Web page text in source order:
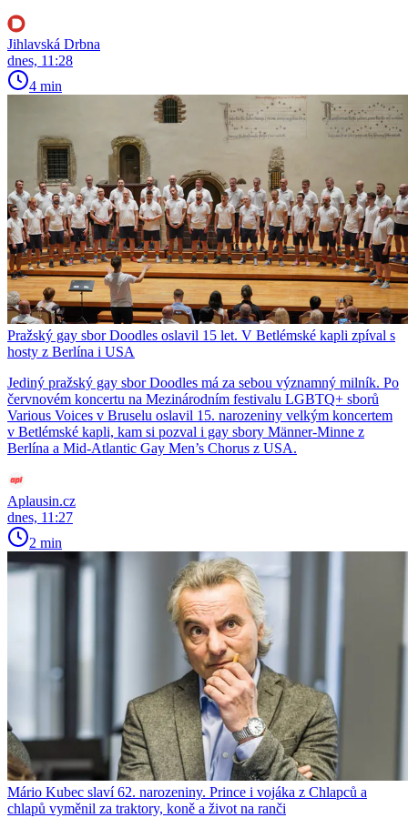
Jihlavská Drbna
dnes, 11:28
4 min
Pražský gay sbor Doodles oslavil 15 let. V Betlémské kapli zpíval s
hosty z Berlína i USA
Jediný pražský gay sbor Doodles má za sebou významný milník. Po
červnovém koncertu na Mezinárodním festivalu LGBTQ+ sborů
Various Voices v Bruselu oslavil 15. narozeniny velkým koncertem
v Betlémské kapli, kam si pozval i gay sbory Männer-Minne z
Berlína a Mid-Atlantic Gay Men’s Chorus z USA.
Aplausin.cz
dnes, 11:27
2 min
Mário Kubec slaví 62. narozeniny. Prince i vojáka z Chlapců a
chlapů vyměnil za traktory, koně a život na ranči